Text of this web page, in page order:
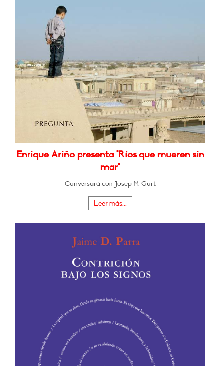
Enrique Ariño presenta "Ríos que mueren sin
mar"
Conversará con Josep M. Gurt
Leer más...